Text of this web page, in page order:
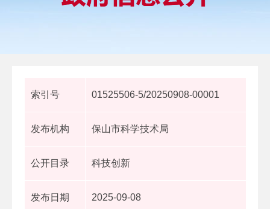
索引号 01525506-5/20250908-00001
发布机构 保山市科学技术局
公开目录 科技创新
发布日期 2025-09-08